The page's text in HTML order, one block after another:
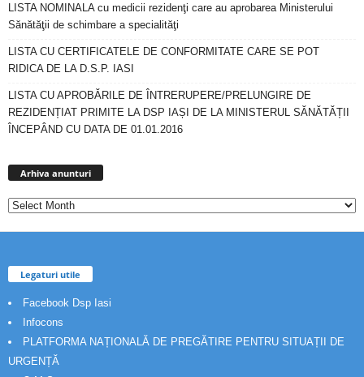
LISTA NOMINALA cu medicii rezidenţi care au aprobarea Ministerului
Sănătăţii de schimbare a specialităţi
LISTA CU CERTIFICATELE DE CONFORMITATE CARE SE POT
RIDICA DE LA D.S.P. IASI
LISTA CU APROBĂRILE DE ÎNTRERUPERE/PRELUNGIRE DE
REZIDENȚIAT PRIMITE LA DSP IAȘI DE LA MINISTERUL SĂNĂTĂȚII
ÎNCEPÂND CU DATA DE 01.01.2016
Arhiva anunturi
Legaturi utile
Facebook Dsp Iasi
Infocons
PLATFORMA NAȚIONALĂ DE PREGĂTIRE PENTRU SITUAȚII DE
URGENȚĂ